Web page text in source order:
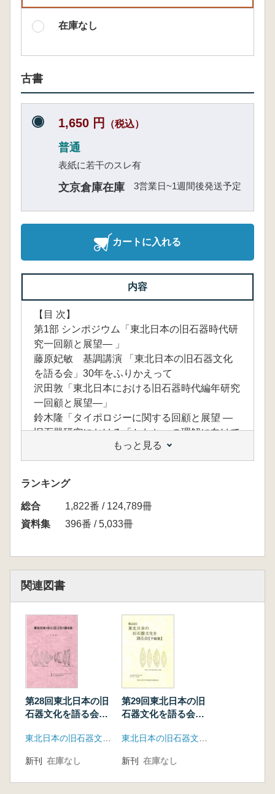
在庫なし
古書
1,650 円 （税込）
普通
表紙に若干のスレ有
文京倉庫在庫 3営業日~1週間後発送予定
カートに入れる
内容
【目 次】
第1部 シンポジウム「東北日本の旧石器時代研
究一回願と展望― 」
藤原妃敏 基調講演 「東北日本の旧石器文化
を語る会」30年をふりかえって
沢田敦「東北日本における旧石器時代編年研究
一回顧と展望―」
鈴木隆「タイポロジーに関する回顧と展望 ―
旧石器研究における「かたち」の理解に向けて
大場正善「石器製作技術研究の展望と課題 ―
型式学的技術研究から石器技術学研究ヘ」
吉川耕太郎「石材を巡る研究の現伏と課題―
とくに黒曜石・珪質頁岩の産地・分布に関わる
問題について」
の現状と課題」
吉川昌伸「旧石器時代から縄文草創期における
長井謙治「東北日本における旧石器・縄文時代
移行期の研究 一日向洞窟発掘50年を経て一」
佐川正敏「東北アジアの旧石器研究回顧と東北
日本の旧石器研究展望」
阿子島香「プロセス考古学35年と東北日本の旧
石器文化」
第2部 話題提供「東北日本における旧石器時代
泰昭繁「米沢盆地の乱流堆積層に含まれる珪質
頁岩の偽石器」
門脇秀典・佐藤 俊・山田和史「福島県大谷上
もっと見る
ランキング
総合
1,822番 / 124,789冊
資料集
396番 / 5,033冊
関連図書
第28回東北日本の旧
石器文化を語る会
東北日本の旧石器文化を語る会
新刊 在庫なし
第29回東北日本の旧
石器文化を語る会
東北日本の旧石器文化を語る会
新刊 在庫なし